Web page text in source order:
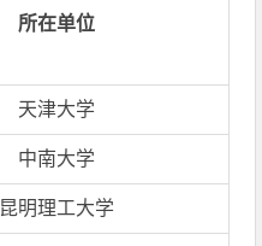
所在单位
天津大学
中南大学
昆明理工大学